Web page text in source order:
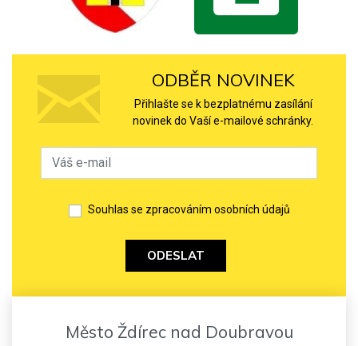
ODBĚR NOVINEK
Přihlašte se k bezplatnému zasílání
novinek do Vaší e-mailové schránky.
Souhlas se zpracováním osobních údajů
ODESLAT
Město Ždírec nad Doubravou